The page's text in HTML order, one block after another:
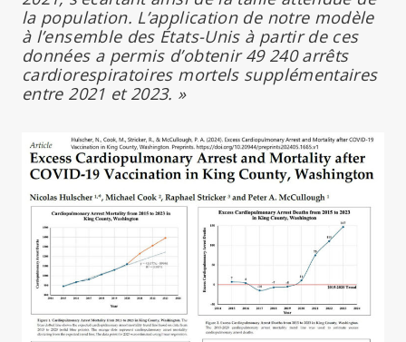
la population. L’application de notre modèle
à l’ensemble des États-Unis à partir de ces
données a permis d’obtenir 49 240 arrêts
cardiorespiratoires mortels supplémentaires
entre 2021 et 2023. »